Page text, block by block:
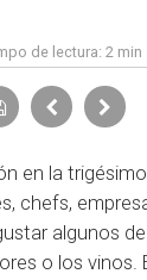
de lectura: 2 min
en la
chefs,
algunos
o los